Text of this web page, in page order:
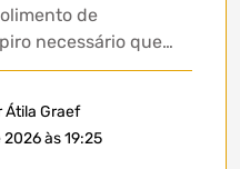
de
necessário que…
Átila Graef
2026 às 19:25